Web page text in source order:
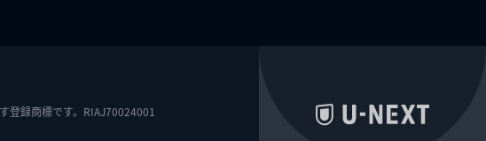
登録商標です。RIAJ70024001